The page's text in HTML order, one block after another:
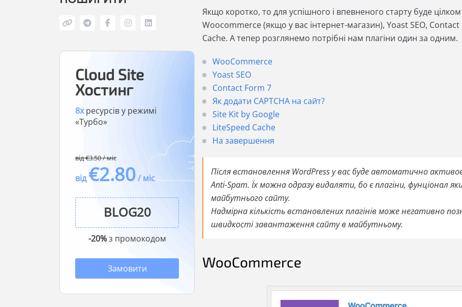
Cloud Site
Хостинг
8xресурсів у режимі
«Турбо»
від €3.50 / міс
від€2.80/ міс
-20%з промокодом
Замовити
Якщо коротко, то для успішного і впевненого старту буде
Woocommerce (якщо у вас інтернет-магазин), Yoast SEO,
Cache. А тепер розглянемо потрібні нам плагіни один за одним.
WooСommerce
Yoast SEO
Сontact Form 7
Як додати CAPTCHA на сайт?
Site Kit by Google
LiteSpeed Cache
На завершення
Після встановлення WordPress у вас буде автоматично
Anti-Spam. Їх можна одразу видаляти, бо є плагіни, фунціонал
майбутнього сайту.
Надмірна кількість встановлених плагінів може негативно
швидкості завантаження сайту в майбутньому.
WooСommerce